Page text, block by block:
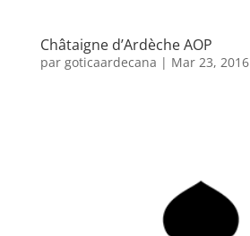
Châtaigne d’Ardèche AOP
par goticaardecana | Mar 23, 2016